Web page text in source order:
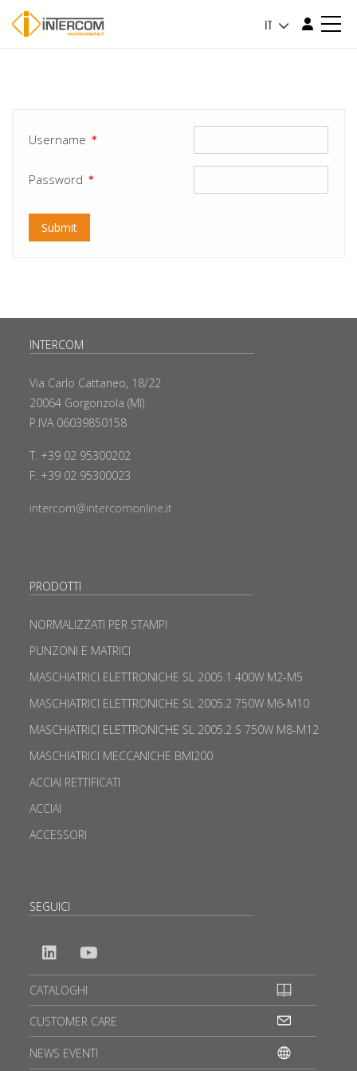
IT
Username ✱
Password ✱
INTERCOM
Via Carlo Cattaneo, 18/22
20064 Gorgonzola (MI)
P.IVA 06039850158
T. +39 02 95300202
F. +39 02 95300023
intercom@intercomonline.it
PRODOTTI
NORMALIZZATI PER STAMPI
PUNZONI E MATRICI
MASCHIATRICI ELETTRONICHE SL 2005.1 400W M2-M5
MASCHIATRICI ELETTRONICHE SL 2005.2 750W M6-M10
MASCHIATRICI ELETTRONICHE SL 2005.2 S 750W M8-M12
MASCHIATRICI MECCANICHE BMI200
ACCIAI RETTIFICATI
ACCIAI
ACCESSORI
SEGUICI
CATALOGHI
CUSTOMER CARE
NEWS EVENTI